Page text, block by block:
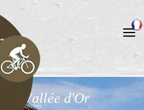
activités
Vallée d'Or